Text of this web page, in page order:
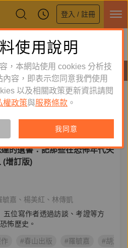
登入 / 註冊
上線
下載
新到舊 舊到新
有聲書
的遺書：記那些在恐怖年代失
(增訂版)
毓嘉 楊美紅
林傳凱
五位寫作者透過訪談、考證等方
怖歷史。
#春山出版 #羅毓嘉 #胡淑雯
使用說明
，本網站使用 cookies 分析技
容，即表示您同意我們使用
以及相關政策更新資訊請閱
權政策與服務條款 。
我同意